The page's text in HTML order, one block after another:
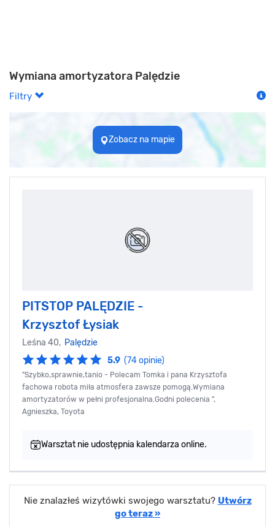
Wymiana amortyzatora Palędzie
Filtry
Zobacz na mapie
PITSTOP PALĘDZIE -
Krzysztof Łysiak
Leśna 40, Palędzie
5.9 (74 opinie)
"Szybko,sprawnie,tanio - Polecam Tomka i pana Krzysztofa
fachowa robota miła atmosfera zawsze pomogą.Wymiana
amortyzatorów w pełni profesjonalna.Godni polecenia ",
Agnieszka, Toyota
Warsztat nie udostępnia kalendarza online.
Nie znalazłeś wizytówki swojego warsztatu? Utwórz
go teraz »